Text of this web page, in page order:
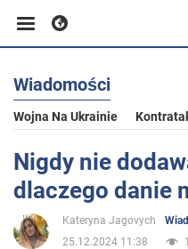
Biznes
Sport
Rozrywka
Wiadomości
Wojna Na Ukrainie
Nigdy nie
dlaczego danie
Kateryna Jagovych
25.12.2024 11:38
1